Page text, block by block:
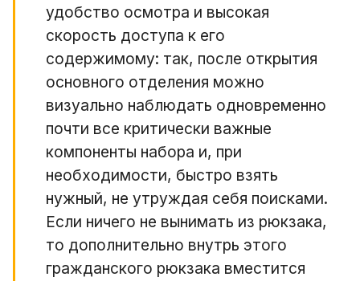
удобство осмотра и высокая
скорость доступа к его
содержимому: так, после открытия
основного отделения можно
визуально наблюдать одновременно
почти все критически важные
компоненты набора и, при
необходимости, быстро взять
нужный, не утруждая себя поисками.
Если ничего не вынимать из рюкзака,
то дополнительно внутрь этого
гражданского рюкзака вместится